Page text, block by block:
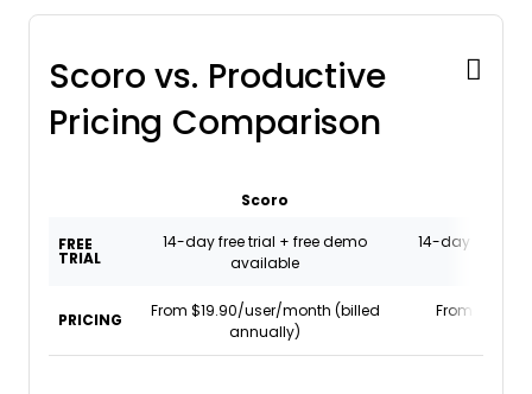
Scoro vs. Productive
Pricing Comparison
Scoro
FREE
TRIAL
14-day free trial + free demo
available
14-day free
PRICING
From $19.90/user/month (billed
annually)
From $10/